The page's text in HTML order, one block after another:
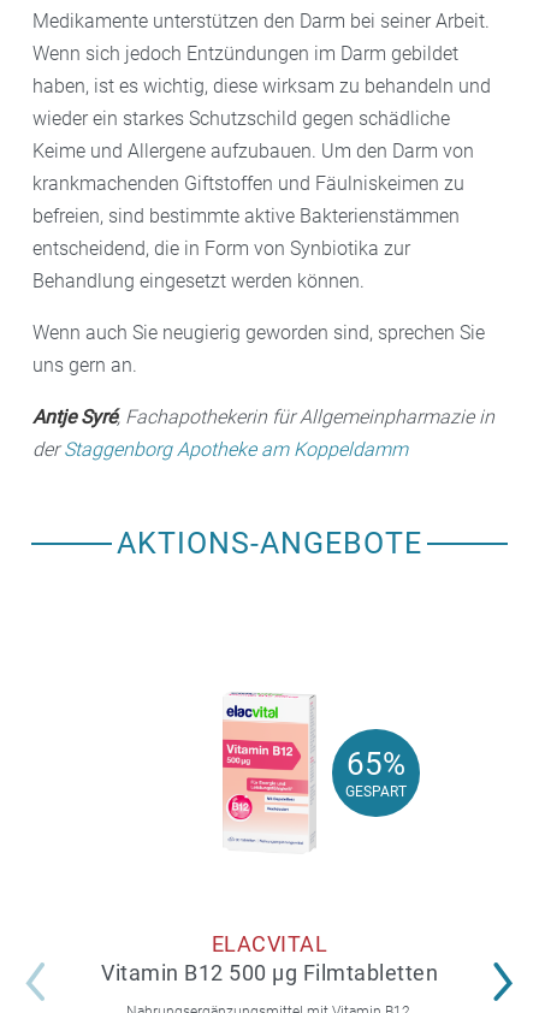
Medikamente unterstützen den Darm bei seiner Arbeit.
Wenn sich jedoch Entzündungen im Darm gebildet
haben, ist es wichtig, diese wirksam zu behandeln und
wieder ein starkes Schutzschild gegen schädliche
Keime und Allergene aufzubauen. Um den Darm von
krankmachenden Giftstoffen und Fäulniskeimen zu
befreien, sind bestimmte aktive Bakterienstämmen
entscheidend, die in Form von Synbiotika zur
Behandlung eingesetzt werden können.
Wenn auch Sie neugierig geworden sind, sprechen Sie
uns gern an.
Antje Syré, Fachapothekerin für Allgemeinpharmazie in
derStaggenborg Apotheke am Koppeldamm
AKTIONS-ANGEBOTE
65%
GESPART
65%
GESPART
ELACVITAL
Vitamin B12 500 µg Filmtabletten